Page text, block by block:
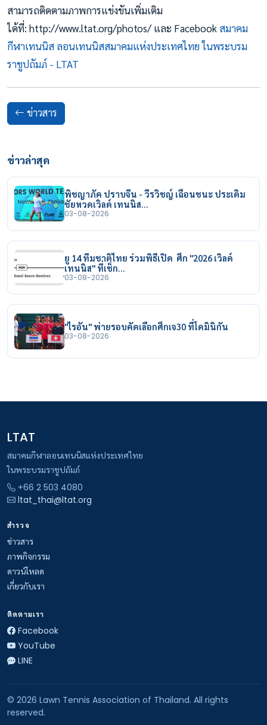
สามารถติดตามภาพการแข่งขันเพิ่มเติม
ได้ที่: http://www.ltat.org/photos/ และ Facebook สมาคม
กีฬาเทนนิส ลอนเทนนิสสมาคมแห่งประเทศไทย ในพระบรม
ราชูปถัมภ์ - LTAT
ข่าวสาร
ข่าวล่าสุด
พิชญาภัค ปราบจีน - วีรวิชญ์ เฉือนชนะ ประเดิม
ชัยหวดเวิลด์ เทนนิส…
03-08-2026
ยู 14 ทีมชาติไทย ร่วมพิธีเปิด ศึก "2026 เวิลด์
เทนนิส" ที่เช็ก…
03-08-2026
"ไรอัน" พ่ายรอบคัดเลือกศึกเจ30 ที่โดมินิกัน
03-08-2026
LTAT
สมาคมกีฬาลอนเทนนิสแห่งประเทศไทย
ในพระบรมราชูปถัมภ์
+66 2 503 4080
ltat_thai@ltat.org
สำรวจ
ข่าวสาร
ภาพกิจกรรม
ดาวน์โหลด
เกี่ยวกับเรา
ติดตามเรา
Facebook
YouTube
LINE
© 2026 Lawn Tennis Association of Thailand. All rights
reserved.